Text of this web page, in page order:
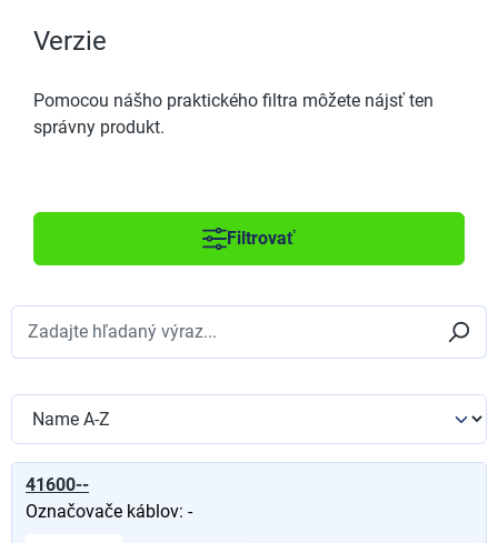
Verzie
Pomocou nášho praktického filtra môžete nájsť ten
správny produkt.
Filtrovať
41600--
Označovače káblov: -